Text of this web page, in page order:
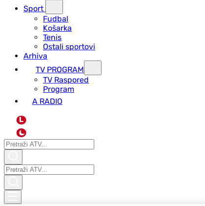
Sport
Fudbal
Košarka
Tenis
Ostali sportovi
Arhiva
TV PROGRAM
ТV Raspored
Program
A RADIO
L